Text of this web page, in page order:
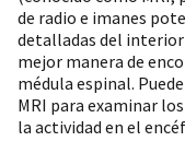
de radio e imanes
detalladas del interior
mejor manera de
médula espinal.
MRI para examinar
la actividad en el